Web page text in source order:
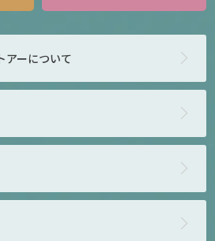
アーについて